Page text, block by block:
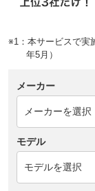
※1：本サービスで実
年5月）
メーカー
モデル